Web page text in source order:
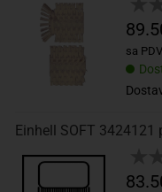
sa PDV
Einhell SOFT